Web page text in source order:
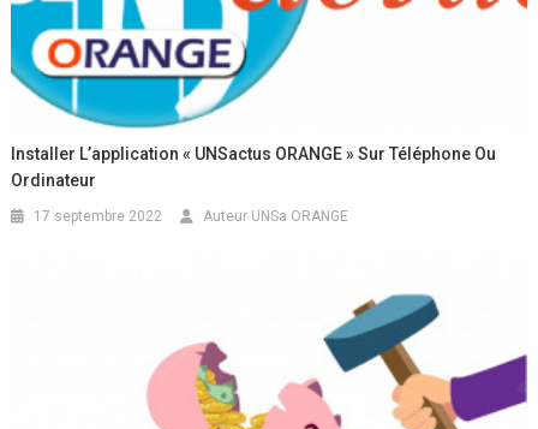
Installer L’application « UNSactus ORANGE » Sur Téléphone Ou
Ordinateur
17 septembre 2022 Auteur UNSa ORANGE